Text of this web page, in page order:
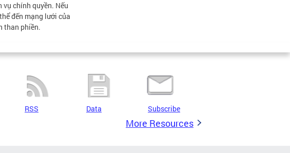
vụ chính quyền. Nếu
đến mạng lưới của
than phiền.
RSS Data Subscribe
More Resources